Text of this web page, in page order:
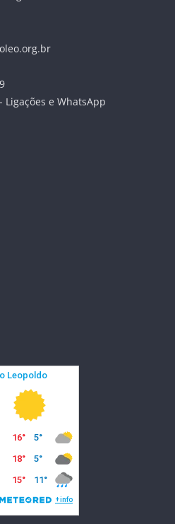
Ligações e WhatsApp